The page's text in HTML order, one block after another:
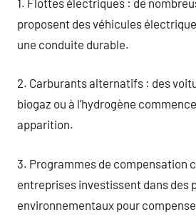
proposent des véhicules
une conduite durable.
2. Carburants alternatifs : des
biogaz ou à l’hydrogène
apparition.
3. Programmes de compensation
entreprises investissent dans des
environnementaux pour